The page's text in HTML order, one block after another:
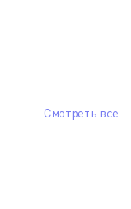
Смотреть все